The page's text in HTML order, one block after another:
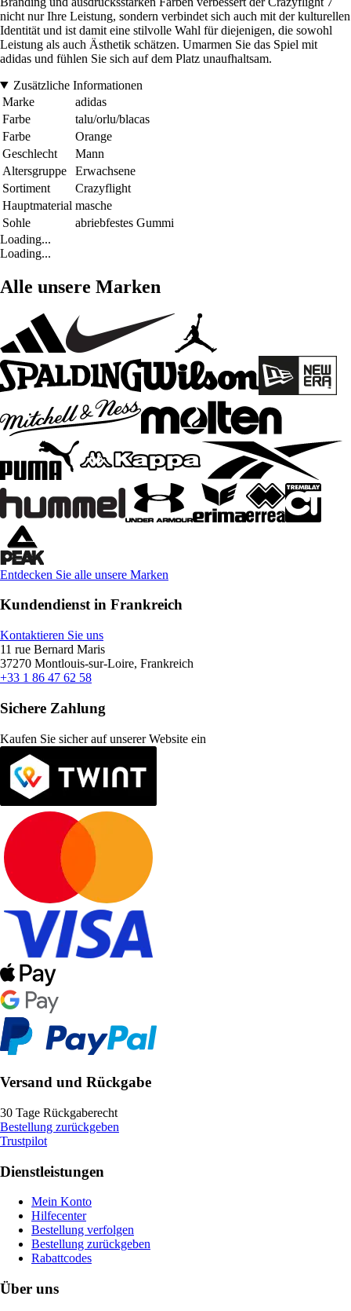
nicht nur Ihre Leistung, sondern verbindet sich auch mit der kulturellen
Identität und ist damit eine stilvolle Wahl für diejenigen, die sowohl
Leistung als auch Ästhetik schätzen. Umarmen Sie das Spiel mit
adidas und fühlen Sie sich auf dem Platz unaufhaltsam.
Zusätzliche Informationen
Marke
adidas
Farbe
talu/orlu/blacas
Farbe
Orange
Geschlecht
Mann
Altersgruppe
Erwachsene
Sortiment
Crazyflight
Hauptmaterial masche
Sohle
abriebfestes Gummi
Loading...
Loading...
Alle unsere Marken
Entdecken Sie alle unsere Marken
Kundendienst in Frankreich
Kontaktieren Sie uns
11 rue Bernard Maris
37270 Montlouis-sur-Loire, Frankreich
+33 1 86 47 62 58
Sichere Zahlung
Kaufen Sie sicher auf unserer Website ein
Versand und Rückgabe
30 Tage Rückgaberecht
Bestellung zurückgeben
Trustpilot
Dienstleistungen
Mein Konto
Hilfecenter
Bestellung verfolgen
Bestellung zurückgeben
Rabattcodes
Über uns